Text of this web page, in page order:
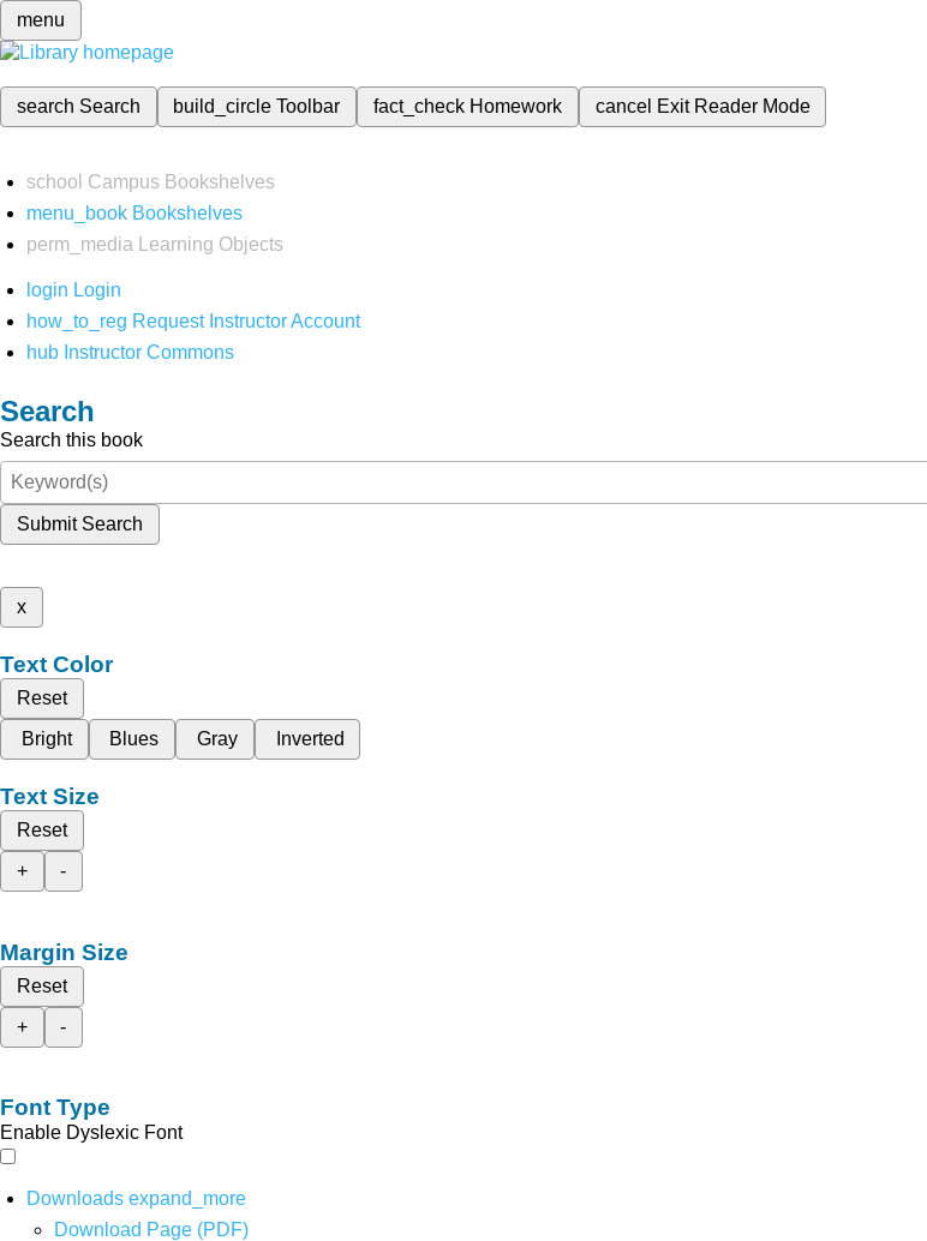
menu
search Search build_circleToolbar fact_check Homework cancel Exit Reader Mode
school Campus Bookshelves
menu_book Bookshelves
perm_media
Learning Objects
login Login
how_to_reg Request Instructor Account
hub Instructor Commons
Search
Search this book
Submit Search
x
Text Color
Reset
Bright
Blues Gray Inverted
Text Size
Reset
+
-
Margin Size
Reset
+
-
Font Type
Enable Dyslexic Font
Downloads expand_more
Download Page (PDF)